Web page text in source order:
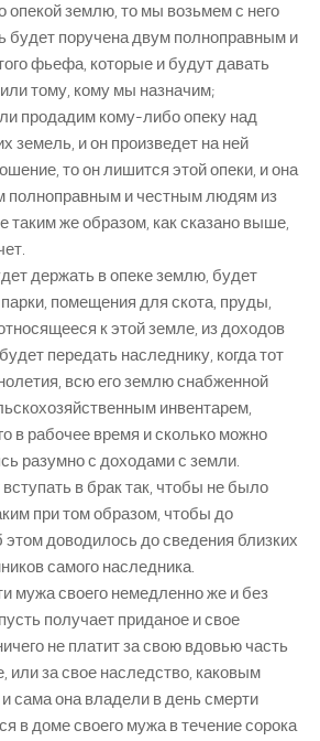
опекой землю, то мы возьмем с него
будет поручена двум полноправным и
фьефа, которые и будут давать
тому, кому мы назначим;
продадим кому-либо опеку над
земель, и он произведет на ней
то он лишится этой опеки, и она
полноправным и честным людям из
таким же образом, как сказано выше,
держать в опеке землю, будет
помещения для скота, пруды,
к этой земле, из доходов
передать наследнику, когда тот
всю его землю снабженной
инвентарем,
в рабочее время и сколько можно
разумно с доходами с земли.
в брак так, чтобы не было
при том образом, чтобы до
доводилось до сведения близких
самого наследника.
мужа своего немедленно же и без
получает приданое и свое
не платит за свою вдовью часть
или за свое наследство, каковым
сама она владели в день смерти
в доме своего мужа в течение сорока